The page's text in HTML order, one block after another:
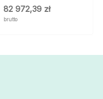
82 972,39 zł
brutto